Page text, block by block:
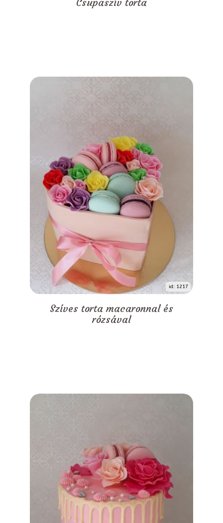
id: 1217
Szíves torta macaronnal és
rózsával